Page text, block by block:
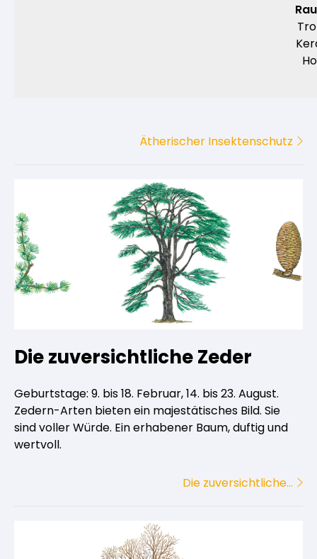
Ätherischer Insektenschutz
Die zuversichtliche Zeder
Geburtstage: 9. bis 18. Februar, 14. bis 23. August.
Zedern-Arten bieten ein majestätisches Bild. Sie
sind voller Würde. Ein erhabener Baum, duftig und
wertvoll.
Die zuversichtliche…